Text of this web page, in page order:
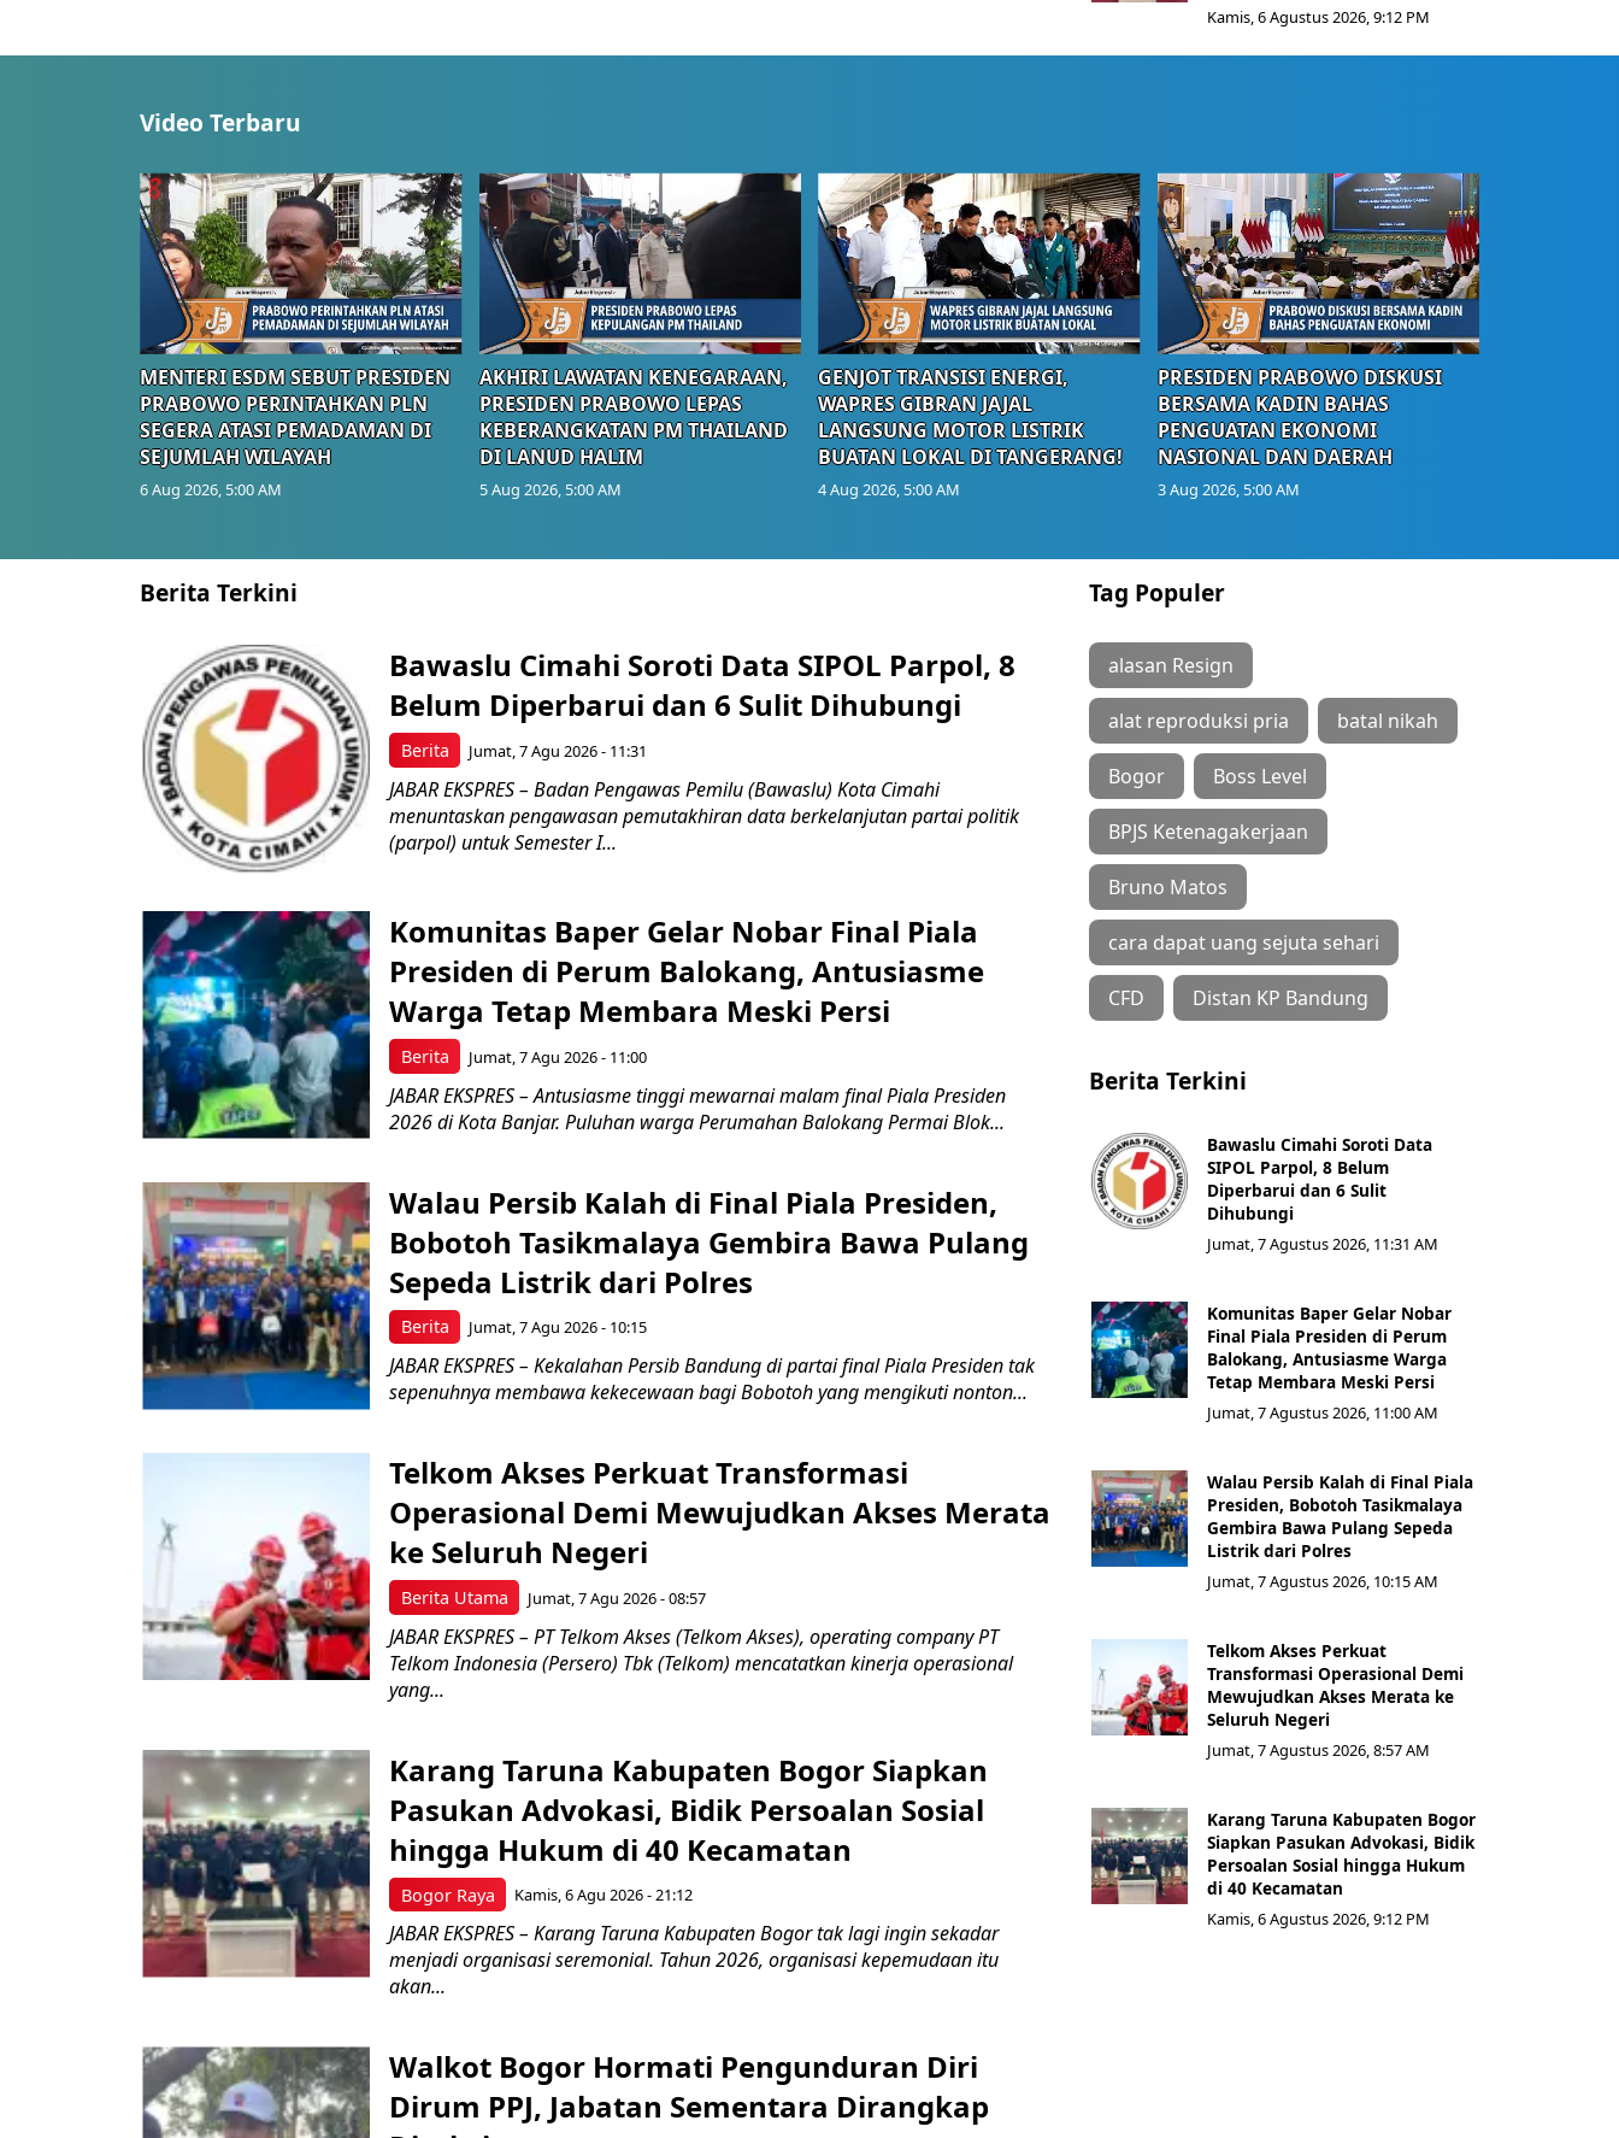
Kamis, 6 Agustus 2026, 9:12 PM
Video Terbaru
MENTERI ESDM SEBUT PRESIDEN
PRABOWO PERINTAHKAN PLN
SEGERA ATASI PEMADAMAN DI
SEJUMLAH WILAYAH
6 Aug 2026, 5:00 AM
AKHIRI LAWATAN KENEGARAAN,
PRESIDEN PRABOWO LEPAS
KEBERANGKATAN PM THAILAND
DI LANUD HALIM
5 Aug 2026, 5:00 AM
GENJOT TRANSISI ENERGI,
WAPRES GIBRAN JAJAL
LANGSUNG MOTOR LISTRIK
BUATAN LOKAL DI TANGERANG!
4 Aug 2026, 5:00 AM
PRESIDEN PRABOWO DISKUSI
BERSAMA KADIN BAHAS
PENGUATAN EKONOMI
NASIONAL DAN DAERAH
3 Aug 2026, 5:00 AM
Berita Terkini
Berita
Bawaslu Cimahi Soroti Data SIPOL Parpol, 8
Belum Diperbarui dan 6 Sulit Dihubungi
Jumat, 7 Agu 2026 - 11:31
JABAR EKSPRES – Badan Pengawas Pemilu (Bawaslu) Kota Cimahi
menuntaskan pengawasan pemutakhiran data berkelanjutan partai politik
(parpol) untuk Semester I...
Berita
Komunitas Baper Gelar Nobar Final Piala
Presiden di Perum Balokang, Antusiasme
Warga Tetap Membara Meski Persi
Jumat, 7 Agu 2026 - 11:00
JABAR EKSPRES – Antusiasme tinggi mewarnai malam final Piala Presiden
2026 di Kota Banjar. Puluhan warga Perumahan Balokang Permai Blok...
Berita
Walau Persib Kalah di Final Piala Presiden,
Bobotoh Tasikmalaya Gembira Bawa Pulang
Sepeda Listrik dari Polres
Jumat, 7 Agu 2026 - 10:15
JABAR EKSPRES – Kekalahan Persib Bandung di partai final Piala Presiden tak
sepenuhnya membawa kekecewaan bagi Bobotoh yang mengikuti nonton...
Berita Utama
Telkom Akses Perkuat Transformasi
Operasional Demi Mewujudkan Akses Merata
ke Seluruh Negeri
Jumat, 7 Agu 2026 - 08:57
JABAR EKSPRES – PT Telkom Akses (Telkom Akses), operating company PT
Telkom Indonesia (Persero) Tbk (Telkom) mencatatkan kinerja operasional
yang...
Bogor Raya
Karang Taruna Kabupaten Bogor Siapkan
Pasukan Advokasi, Bidik Persoalan Sosial
hingga Hukum di 40 Kecamatan
Kamis, 6 Agu 2026 - 21:12
JABAR EKSPRES – Karang Taruna Kabupaten Bogor tak lagi ingin sekadar
menjadi organisasi seremonial. Tahun 2026, organisasi kepemudaan itu
akan...
Walkot Bogor Hormati Pengunduran Diri
Dirum PPJ, Jabatan Sementara Dirangkap
Tag Populer
alasan Resign
alat reproduksi pria batal nikah
Bogor Boss Level
BPJS Ketenagakerjaan
Bruno Matos
cara dapat uang sejuta sehari
CFD Distan KP Bandung
Berita Terkini
Bawaslu Cimahi Soroti Data
SIPOL Parpol, 8 Belum
Diperbarui dan 6 Sulit
Dihubungi
Jumat, 7 Agustus 2026, 11:31 AM
Komunitas Baper Gelar Nobar
Final Piala Presiden di Perum
Balokang, Antusiasme Warga
Tetap Membara Meski Persi
Jumat, 7 Agustus 2026, 11:00 AM
Walau Persib Kalah di Final Piala
Presiden, Bobotoh Tasikmalaya
Gembira Bawa Pulang Sepeda
Listrik dari Polres
Jumat, 7 Agustus 2026, 10:15 AM
Telkom Akses Perkuat
Transformasi Operasional Demi
Mewujudkan Akses Merata ke
Seluruh Negeri
Jumat, 7 Agustus 2026, 8:57 AM
Karang Taruna Kabupaten Bogor
Siapkan Pasukan Advokasi, Bidik
Persoalan Sosial hingga Hukum
di 40 Kecamatan
Kamis, 6 Agustus 2026, 9:12 PM